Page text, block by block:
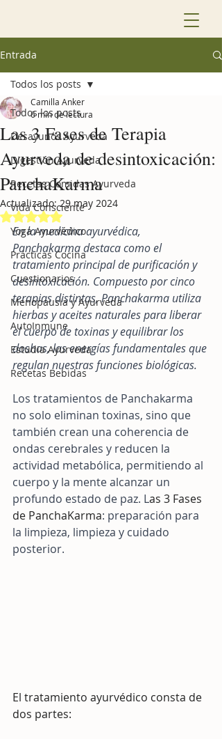
Entrada
Todos los posts
Desayunos Ayurveda
Digestión Ayurveda
Recetas Comidas Ayurveda
Vida Consciente
Yoga Ayurvédico
Prácticas Cocina
Cuestionarios
Menopausia y Ayurveda
AutoInmune
Estudia Ayurveda
Recetas Bebidas
Todos los posts
Las 3 Fases de Terapia
Ayurveda de desintoxicación:
PanchaKarma
Camilla Anker
6 min de lectura
Actualizado:29 may 2024
Obtuvo NaN de 5 estrellas.
En la medicina ayurvédica,
Panchakarma destaca como el
tratamiento principal de purificación y
desintoxicación. Compuesto por cinco
terapias distintas, Panchakarma utiliza
hierbas y aceites naturales para liberar
el cuerpo de toxinas y equilibrar los
doshas, las energías fundamentales que
regulan nuestras funciones biológicas.
Los tratamientos de Panchakarma
no solo eliminan toxinas, sino que
también crean una coherencia de
ondas cerebrales y reducen la
actividad metabólica, permitiendo al
cuerpo y la mente alcanzar un
profundo estado de paz. Las 3 Fases
de PanchaKarma: preparación para
la limpieza, limpieza y cuidado
posterior.
El tratamiento ayurvédico consta de
dos partes: